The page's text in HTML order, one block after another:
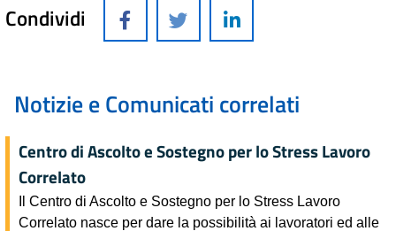
Condividi
Notizie e Comunicati correlati
Centro di Ascolto e Sostegno per lo Stress Lavoro
Correlato
Il Centro di Ascolto e Sostegno per lo Stress Lavoro
Correlato nasce per dare la possibilità ai lavoratori ed alle